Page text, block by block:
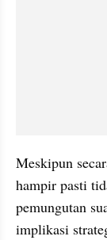
Meskipun
hampir pasti
pemungutan
implikasi